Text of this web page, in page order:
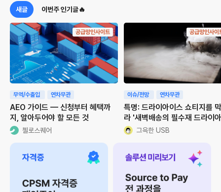
새글 이번주 인기글🔥
공급망인사이트
무역/수출입 연차무관
AEO 가이드 — 신청부터 혜택까
지, 알아두어야 할 모든 것
첼로스퀘어
공급망인사이
이슈/전망 연차무관
특명: 드라이아이스 쇼티지를
라 '새벽배송의 필수재 드라이
스' 그윽한 USB